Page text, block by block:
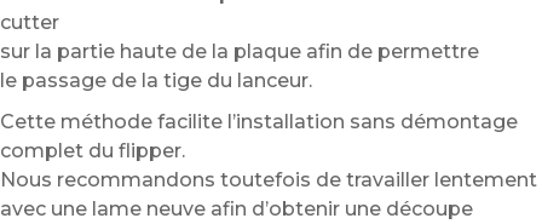
cutter
sur la partie haute de la plaque afin de permettre
le passage de la tige du lanceur.
Cette méthode facilite l’installation sans démontage
complet du flipper.
Nous recommandons toutefois de travailler lentement
avec une lame neuve afin d’obtenir une découpe